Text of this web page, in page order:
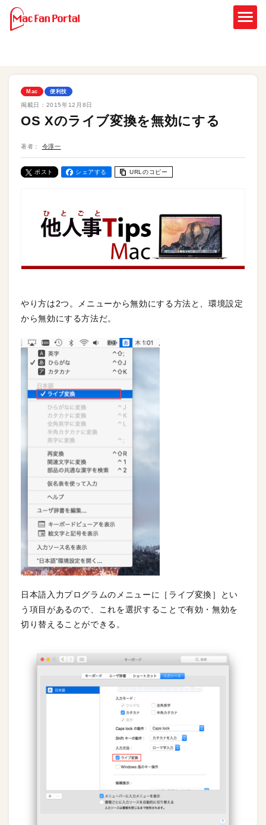
Mac 便利技
掲載日： 2015年12月8日
OS Xのライブ変換を無効にする
著者： 今淳一
ポスト シェアする URLのコピー
やり方は2つ。メニューから無効にする方法と、環境設定
から無効にする方法だ。
日本語入力プログラムのメニューに［ライブ変換］とい
う項目があるので、これを選択することで有効・無効を
切り替えることができる。